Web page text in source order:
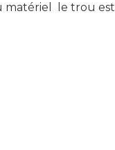
matériel le trou est